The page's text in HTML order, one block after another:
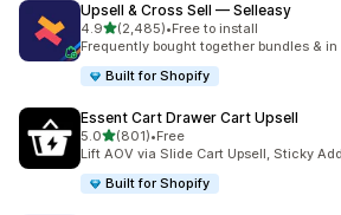
Upsell & Cross Sell — Selleasy
4.9별 5개 중
(2,485)
총 리뷰 2485개
•Free to install
Frequently bought together bundles & in
Built for Shopify
Essent Cart Drawer Cart Upsell
5.0별 5개 중
(801)
총 리뷰 801개
•Free
Lift AOV via Slide Cart Upsell, Sticky
Built for Shopify